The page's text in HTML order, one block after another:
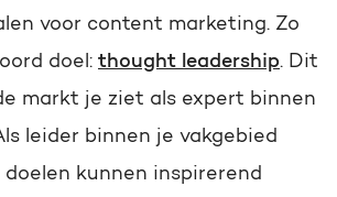
voor content marketing. Zo
doel: thought leadership. Dit
markt je ziet als expert binnen
leider binnen je vakgebied
kunnen inspirerend